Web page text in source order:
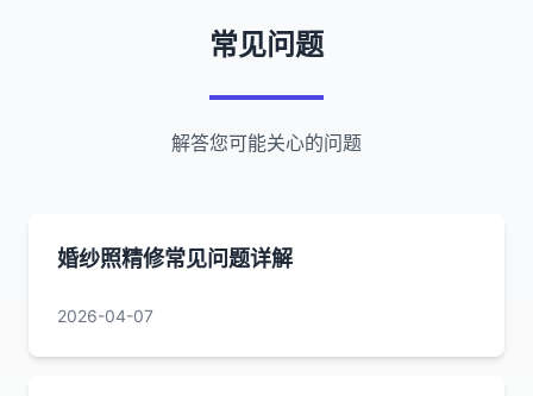
常见问题
解答您可能关心的问题
婚纱照精修常见问题详解
2026-04-07